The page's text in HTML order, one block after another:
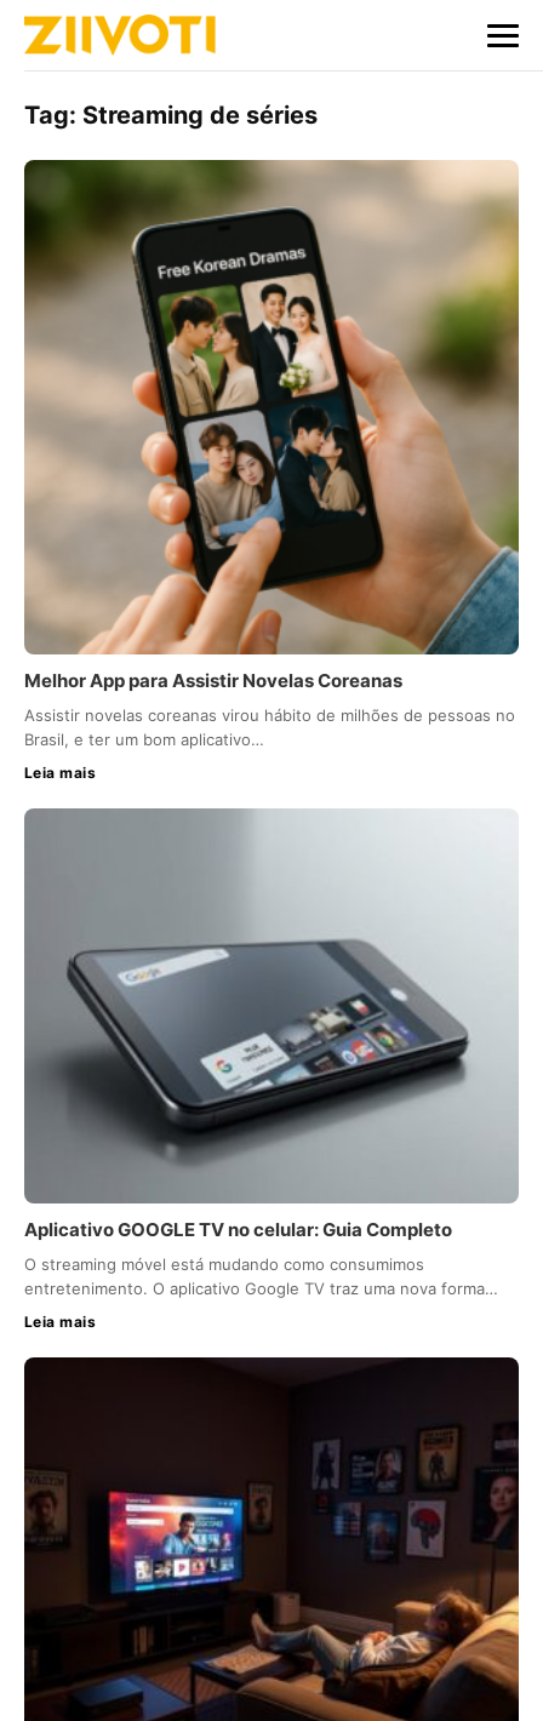
Tag: Streaming de séries
Melhor App para Assistir Novelas Coreanas
Assistir novelas coreanas virou hábito de milhões de pessoas no
Brasil, e ter um bom aplicativo…
Leia mais
Aplicativo GOOGLE TV no celular: Guia Completo
O streaming móvel está mudando como consumimos
entretenimento. O aplicativo Google TV traz uma nova forma…
Leia mais